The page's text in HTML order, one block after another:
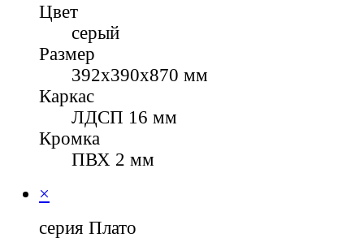
Цвет
серый
Размер
392х390х870 мм
Каркас
ЛДСП 16 мм
Кромка
ПВХ 2 мм
×
серия Плато